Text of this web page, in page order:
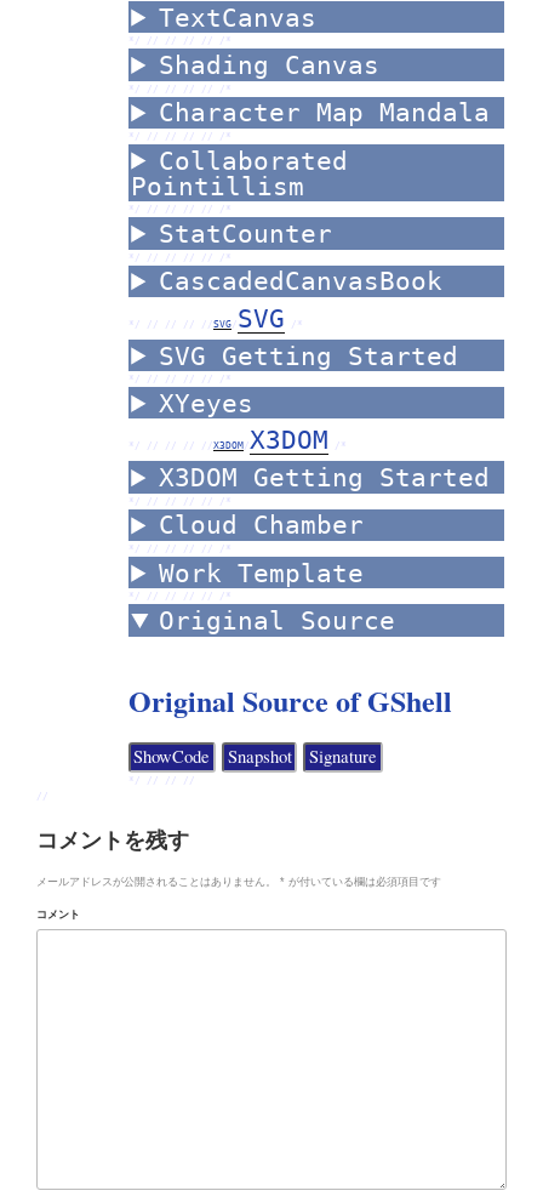
TextCanvas
*/ // // // // /*
Shading Canvas
*/ // // // // /*
Character Map Mandala
*/ // // // // /*
Collaborated
Pointillism
*/ // // // // /*
StatCounter
*/ // // // // /*
CascadedCanvasBook
*/ // // // //SVG/ SVG /*
SVG Getting Started
*/ // // // // /*
XYeyes
*/ // // // //X3DOM /X3DOM /*
X3DOM Getting Started
*/ // // // // /*
Cloud Chamber
*/ // // // // /*
Work Template
*/ // // // // /*
Original Source
Original Source of GShell
*/ // //
//
//
コメントを残す
メールアドレスが公開されることはありません。 * が付いている欄は必須項目です
コメント